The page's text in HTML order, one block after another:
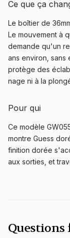
Ce que ça
Le boîtier de
Le mouvement à
demande qu'un
ans environ, sans
protège des
nage ni à la
Pour qui
Ce modèle
montre Guess
finition dorée
aux sorties, et
Questions